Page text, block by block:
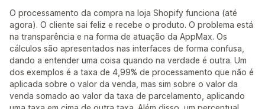
O processamento da compra na loja Shopify funciona (até
agora). O cliente sai feliz e recebe o produto. O problema está
na transparência e na forma de atuação da AppMax. Os
cálculos são apresentados nas interfaces de forma confusa,
dando a entender uma coisa quando na verdade é outra. Um
dos exemplos é a taxa de 4,99% de processamento que não é
aplicada sobre o valor da venda, mas sim sobre o valor da
venda somado ao valor da taxa de parcelamento, aplicando